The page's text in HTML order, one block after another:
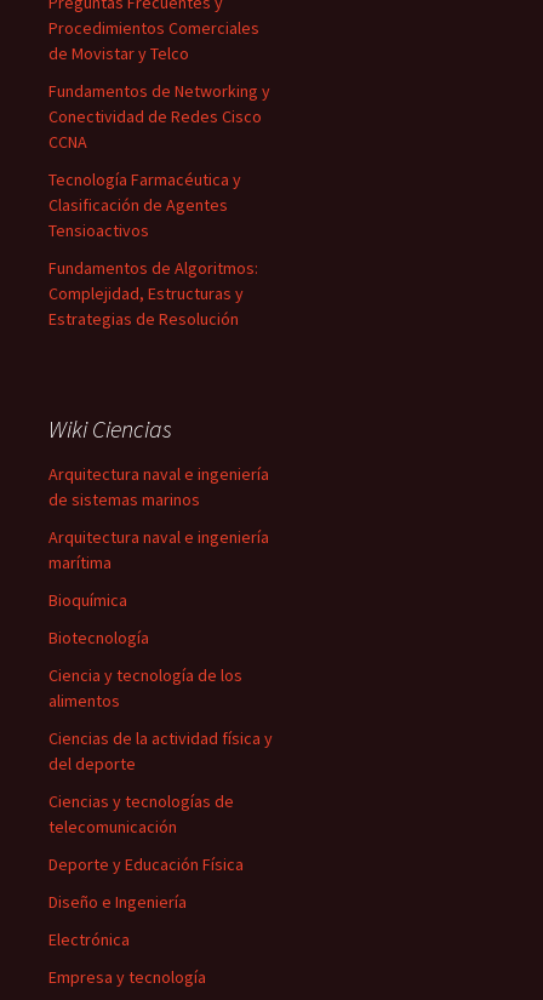
Procedimientos Comerciales
de Movistar y Telco
Fundamentos de Networking y
Conectividad de Redes Cisco
CCNA
Tecnología Farmacéutica y
Clasificación de Agentes
Tensioactivos
Fundamentos de Algoritmos:
Complejidad, Estructuras y
Estrategias de Resolución
Wiki Ciencias
Arquitectura naval e ingeniería
de sistemas marinos
Arquitectura naval e ingeniería
marítima
Bioquímica
Biotecnología
Ciencia y tecnología de los
alimentos
Ciencias de la actividad física y
del deporte
Ciencias y tecnologías de
telecomunicación
Deporte y Educación Física
Diseño e Ingeniería
Electrónica
Empresa y tecnología